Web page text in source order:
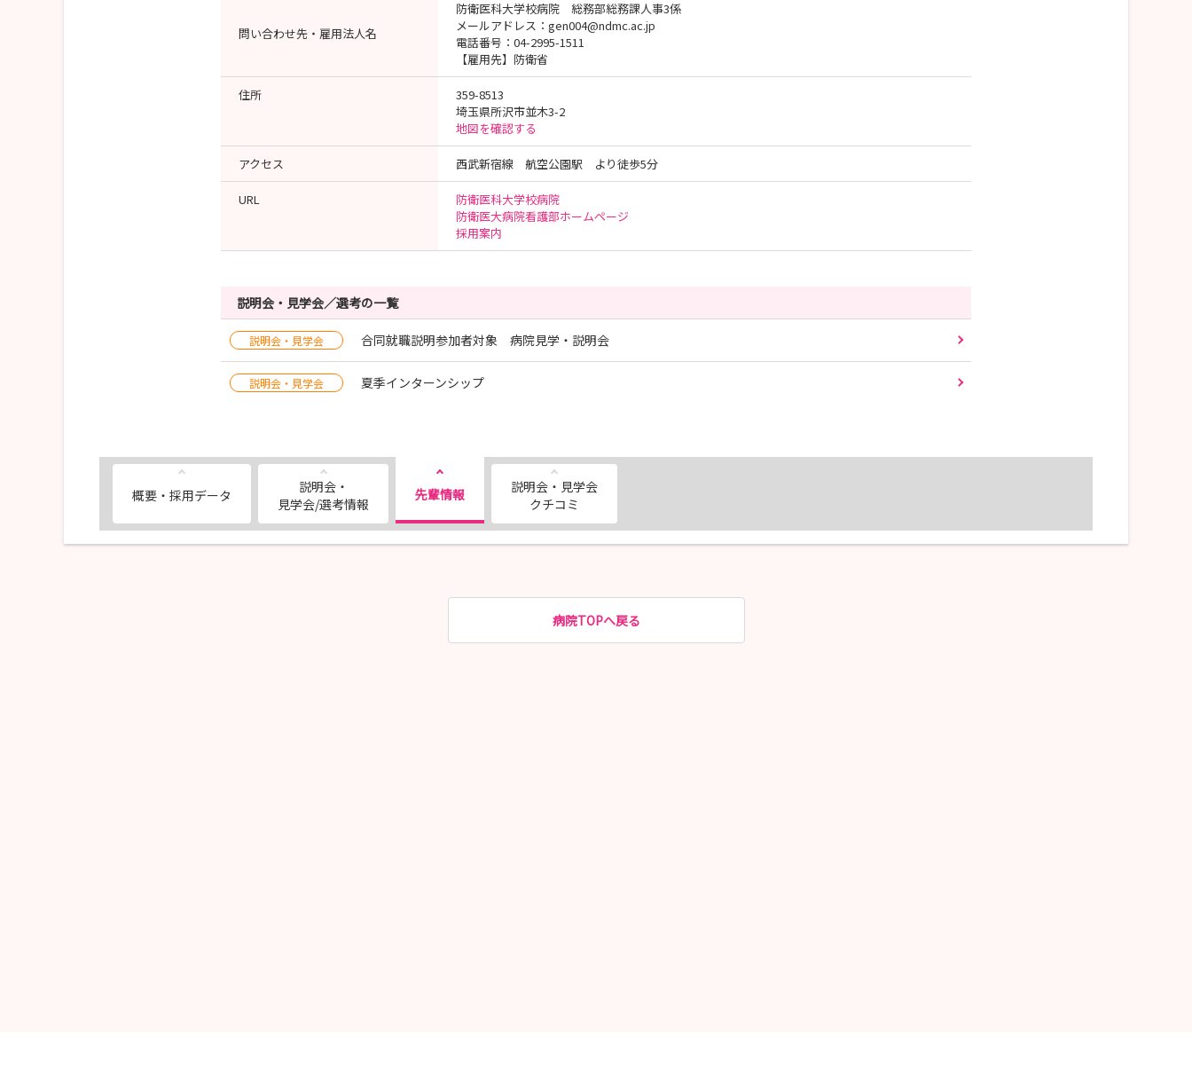
問い合わせ先・雇用法人名
防衛医科大学校病院 総務部総務課人事3係
メールアドレス：gen004@ndmc.ac.jp
電話番号：04-2995-1511
【雇用先】防衛省
住所
359-8513
埼玉県所沢市並木3-2
地図を確認する
アクセス 西武新宿線 航空公園駅 より徒歩5分
URL
防衛医科大学校病院
防衛医大病院看護部ホームページ
採用案内
説明会・見学会／選考の一覧
説明会・見学会 合同就職説明参加者対象 病院見学・説明会
説明会・見学会 夏季インターンシップ
概要・採用データ
説明会・
見学会/選考情報
先輩情報
説明会・見学会
クチコミ
病院TOPへ戻る